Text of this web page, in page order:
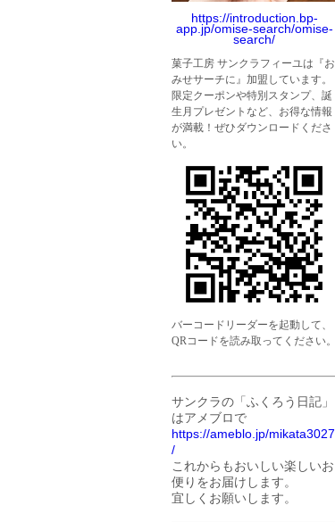
https://introduction.bp-
app.jp/omise-search/omise-
search/
菓子工房 サンクラフィーユは『お
みせサーチに』加盟しています。
限定クーポンや特別スタンプ、誕
生月プレゼントなど、お得な情報
が満載！ぜひダウンロードくださ
い。
バーコードリーダーを起動して、
QRコードを読み取ってください。
サンクラの「ふくろう日記」
はアメブロで
https://ameblo.jp/mikata3027
/
これからもおいしい楽しいお
便りをお届けします。
宜しくお願いします。